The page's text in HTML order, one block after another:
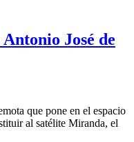
José de
que pone en el espacio
al satélite Miranda, el